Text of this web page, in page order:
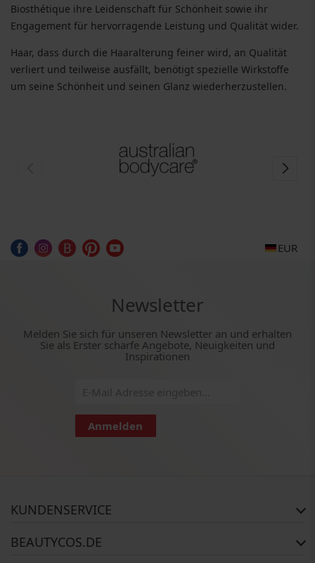
Biosthétique ihre Leidenschaft für Schönheit sowie ihr
Engagement für hervorragende Leistung und Qualität wider.
Haar, dass durch die Haaralterung feiner wird, an Qualität
verliert und teilweise ausfällt, benötigt spezielle Wirkstoffe
um seine Schönheit und seinen Glanz wiederherzustellen.
EUR
Newsletter
Melden Sie sich für unseren Newsletter an und erhalten
Sie als Erster scharfe Angebote, Neuigkeiten und
Inspirationen
Anmelden
KUNDENSERVICE
BEAUTYCOS.DE